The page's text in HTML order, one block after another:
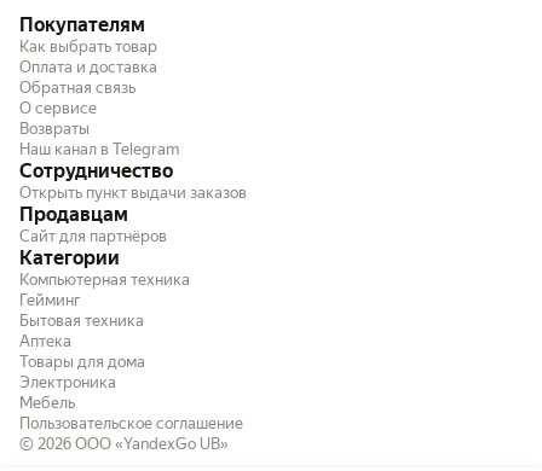
Покупателям
Как выбрать товар
Оплата и доставка
Обратная связь
О сервисе
Возвраты
Наш канал в Telegram
Сотрудничество
Открыть пункт выдачи заказов
Продавцам
Сайт для партнёров
Категории
Компьютерная техника
Гейминг
Бытовая техника
Аптека
Товары для дома
Электроника
Мебель
Пользовательское соглашение
© 2026 ООО «YandexGo UB»